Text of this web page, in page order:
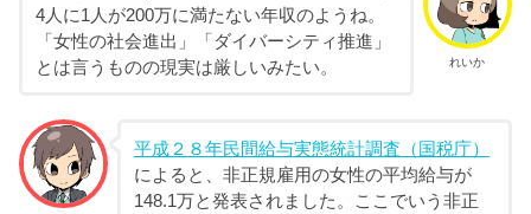
れいか
4人に1人が200万に満たない年収のようね。
「女性の社会進出」「ダイバーシティ推進」
とは言うものの現実は厳しいみたい。
平成２８年民間給与実態統計調査（国税庁）
によると、非正規雇用の女性の平均給与が
148.1万と発表されました。ここでいう非正